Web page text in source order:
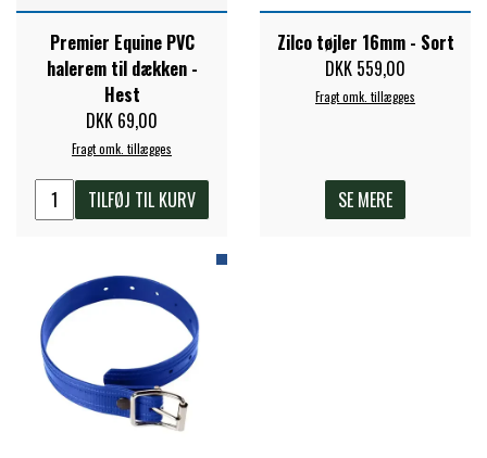
PREMIER EQUINE GROOMING & STALD
PREMIER EQUINE RYTTER
MUSTAD
PHARMACARE
PREMIER EQUINE
RACING TACK
Premier Equine PVC
halerem til dækken -
Hest
DKK 69,00
Fragt omk. tillægges
TILFØJ TIL KURV
Zilco tøjler 16mm - Sort
DKK 559,00
Fragt omk. tillægges
SE MERE